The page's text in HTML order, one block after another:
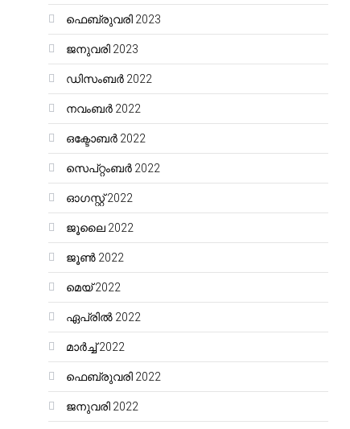
ഫെബ്രുവരി 2023
ജനുവരി 2023
ഡിസംബർ 2022
നവംബർ 2022
ഒക്ടോബർ 2022
സെപ്റ്റംബർ 2022
ഓഗസ്റ്റ്‌ 2022
ജൂലൈ 2022
ജൂൺ 2022
മെയ്‌ 2022
ഏപ്രിൽ 2022
മാർച്ച്‌ 2022
ഫെബ്രുവരി 2022
ജനുവരി 2022